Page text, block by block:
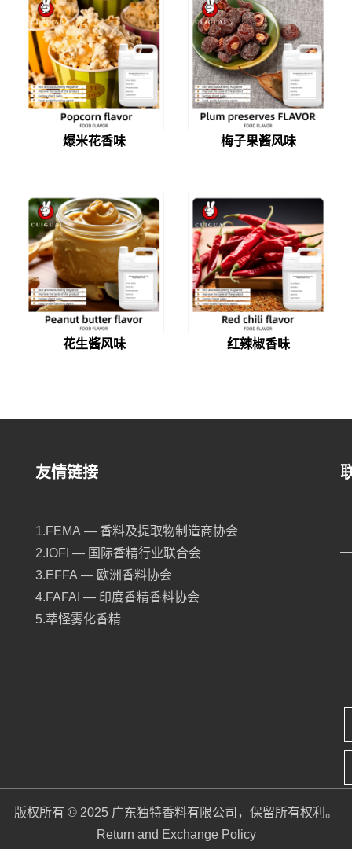
爆米花香味 梅子果酱风味
花生酱风味 红辣椒香味
友情链接
1.FEMA — 香料及提取物制造商协会
2.IOFI — 国际香精行业联合会
3.EFFA — 欧洲香料协会
4.FAFAI — 印度香精香料协会
5.萃怪雾化香精
版权所有 © 2025 广东独特香料有限公司，保留所有权利。
Return and Exchange Policy